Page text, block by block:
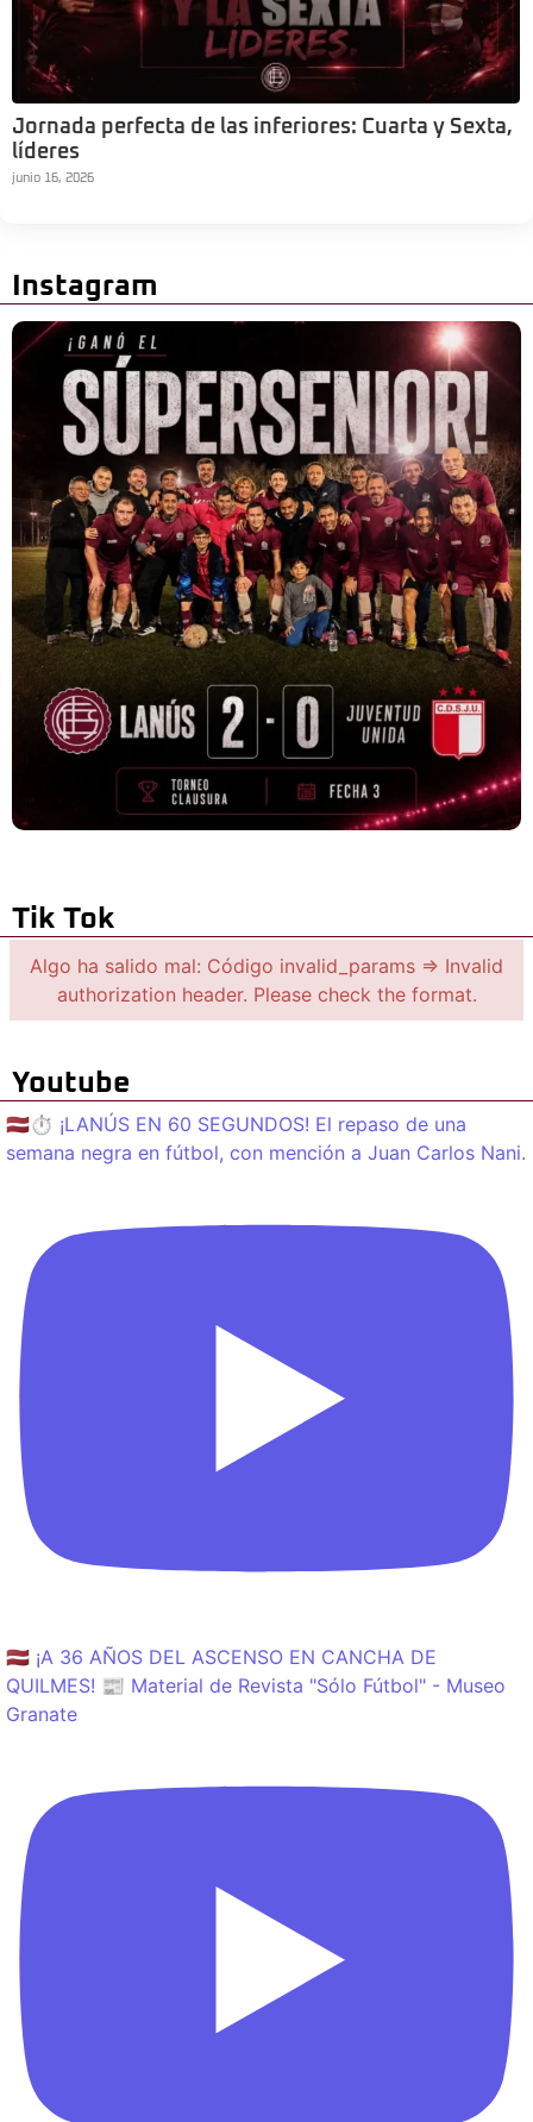
Jornada perfecta de las inferiores: Cuarta y Sexta,
líderes
junio 16, 2026
Instagram
Tik Tok
Algo ha salido mal: Código invalid_params => Invalid
authorization header. Please check the format.
Youtube
🇱🇻⏱️ ¡LANÚS EN 60 SEGUNDOS! El repaso de una
semana negra en fútbol, con mención a Juan Carlos Nani.
🇱🇻 ¡A 36 AÑOS DEL ASCENSO EN CANCHA DE
QUILMES! 📰 Material de Revista "Sólo Fútbol" - Museo
Granate